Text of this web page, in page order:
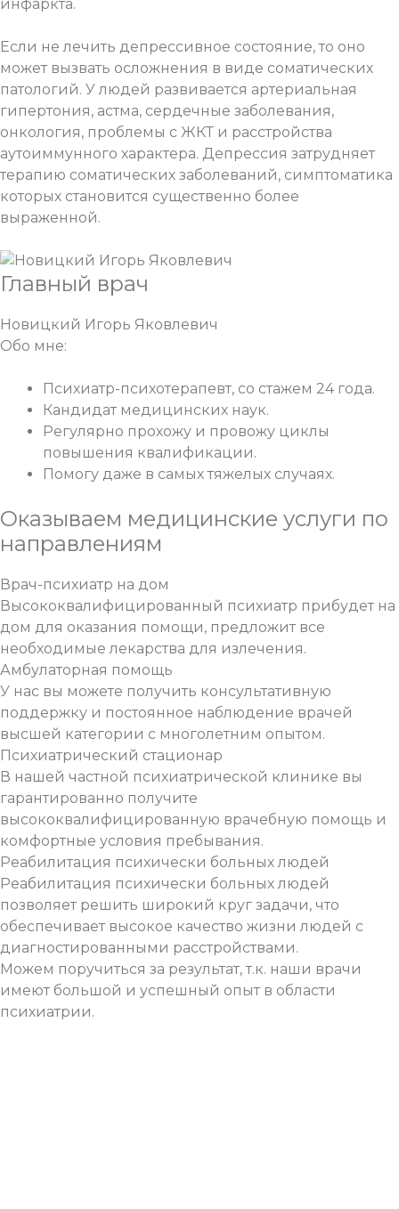
инфаркта.
Если не лечить депрессивное состояние, то оно
может вызвать осложнения в виде соматических
патологий. У людей развивается артериальная
гипертония, астма, сердечные заболевания,
онкология, проблемы с ЖКТ и расстройства
аутоиммунного характера. Депрессия затрудняет
терапию соматических заболеваний, симптоматика
которых становится существенно более
выраженной.
Главный врач
Новицкий Игорь Яковлевич
Обо мне:
Психиатр-психотерапевт, со стажем 24 года.
Кандидат медицинских наук.
Регулярно прохожу и провожу циклы
повышения квалификации.
Помогу даже в самых тяжелых случаях.
Оказываем медицинские услуги по
направлениям
Врач-психиатр на дом
Высококвалифицированный психиатр прибудет на
дом для оказания помощи, предложит все
необходимые лекарства для излечения.
Амбулаторная помощь
У нас вы можете получить консультативную
поддержку и постоянное наблюдение врачей
высшей категории с многолетним опытом.
Психиатрический стационар
В нашей частной психиатрической клинике вы
гарантированно получите
высококвалифицированную врачебную помощь и
комфортные условия пребывания.
Реабилитация психически больных людей
Реабилитация психически больных людей
позволяет решить широкий круг задачи, что
обеспечивает высокое качество жизни людей с
диагностированными расстройствами.
Можем поручиться за результат, т.к. наши врачи
имеют большой и успешный опыт в области
психиатрии.